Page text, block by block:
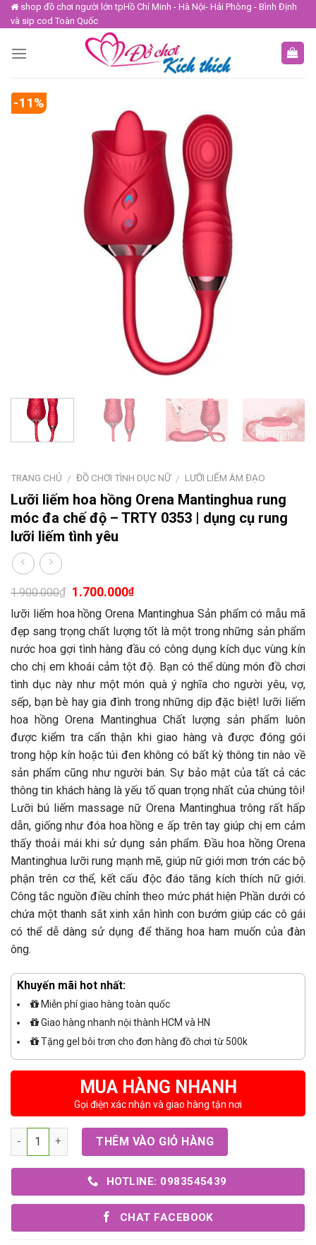
Skip
to
shop đồ chơi người lớn tpHồ Chí Minh - Hà Nội- Hải Phòng - Bình Định
và sip cod Toàn Quốc
-11%
TRANG CHỦ / ĐỒ CHƠI TÌNH DỤC NỮ / LƯỠI LIẾM ÂM ĐẠO
Lưỡi liếm hoa hồng Orena Mantinghua rung
móc đa chế độ – TRTY 0353 | dụng cụ rung
lưỡi liếm tình yêu
1.900.000₫ 1.700.000₫
lưỡi liếm hoa hồng Orena Mantinghua Sản phẩm có mẫu mã
đẹp sang trọng chất lượng tốt là một trong những sản phẩm
nước hoa gợi tình hàng đầu có công dụng kích dục vùng kín
cho chị em khoái cảm tột độ. Bạn có thể dùng món đồ chơi
tình dục này như một món quà ý nghĩa cho người yêu, vợ,
sếp, bạn bè hay gia đình trong những dịp đặc biệt! lưỡi liếm
hoa hồng Orena Mantinghua Chất lượng sản phẩm luôn
được kiểm tra cẩn thận khi giao hàng và được đóng gói
trong hộp kín hoặc túi đen không có bất kỳ thông tin nào về
sản phẩm cũng như người bán. Sự bảo mật của tất cả các
thông tin khách hàng là yếu tố quan trọng nhất của chúng tôi!
Lưỡi bú liếm massage nữ Orena Mantinghua trông rất hấp
dẫn, giống như đóa hoa hồng e ấp trên tay giúp chị em cảm
thấy thoải mái khi sử dụng sản phẩm. Đầu hoa hồng Orena
Mantinghua lưỡi rung mạnh mẽ, giúp nữ giới mơn trớn các bộ
phận trên cơ thể, kết cấu độc đáo tăng kích thích nữ giới.
Công tắc nguồn điều chỉnh theo mức phát hiện Phần dưới có
chứa một thanh sắt xinh xắn hình con bướm giúp các cô gái
có thể dễ dàng sử dụng để thăng hoa ham muốn của đàn
ông.
Khuyến mãi hot nhất:
Miễn phí giao hàng toàn quốc
Giao hàng nhanh nội thành HCM và HN
Tặng gel bôi trơn cho đơn hàng đồ chơi từ 500k
MUA HÀNG NHANH
Gọi điện xác nhận và giao hàng tận nơi
Số lượng THÊM VÀO GIỎ HÀNG
HOTLINE: 0983545439
CHAT FACEBOOK